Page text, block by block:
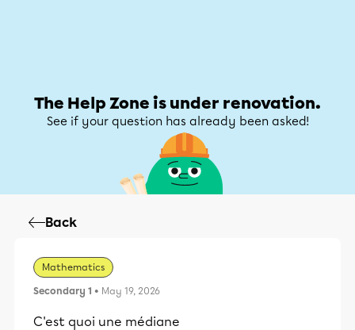
The Help Zone is under renovation.
See if your question has already been asked!
Back
Mathematics
Secondary 1 • May 19, 2026
C'est quoi une médiane